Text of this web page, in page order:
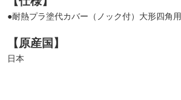
●耐熱プラ塗代カバー（ノック付）大形四角用
【原産国】
日本